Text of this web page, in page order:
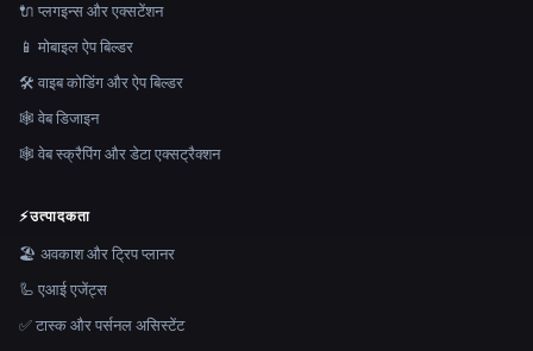
🔌 प्लगइन्स और एक्सटेंशन
📱 मोबाइल ऐप बिल्डर
🛠️ वाइब कोडिंग और ऐप बिल्डर
🕸 वेब डिजाइन
🕸️ वेब स्क्रैपिंग और डेटा एक्सट्रैक्शन
⚡उत्पादकता
🏖 अवकाश और ट्रिप प्लानर
🦾 एआई एजेंट्स
✅ टास्क और पर्सनल असिस्टेंट